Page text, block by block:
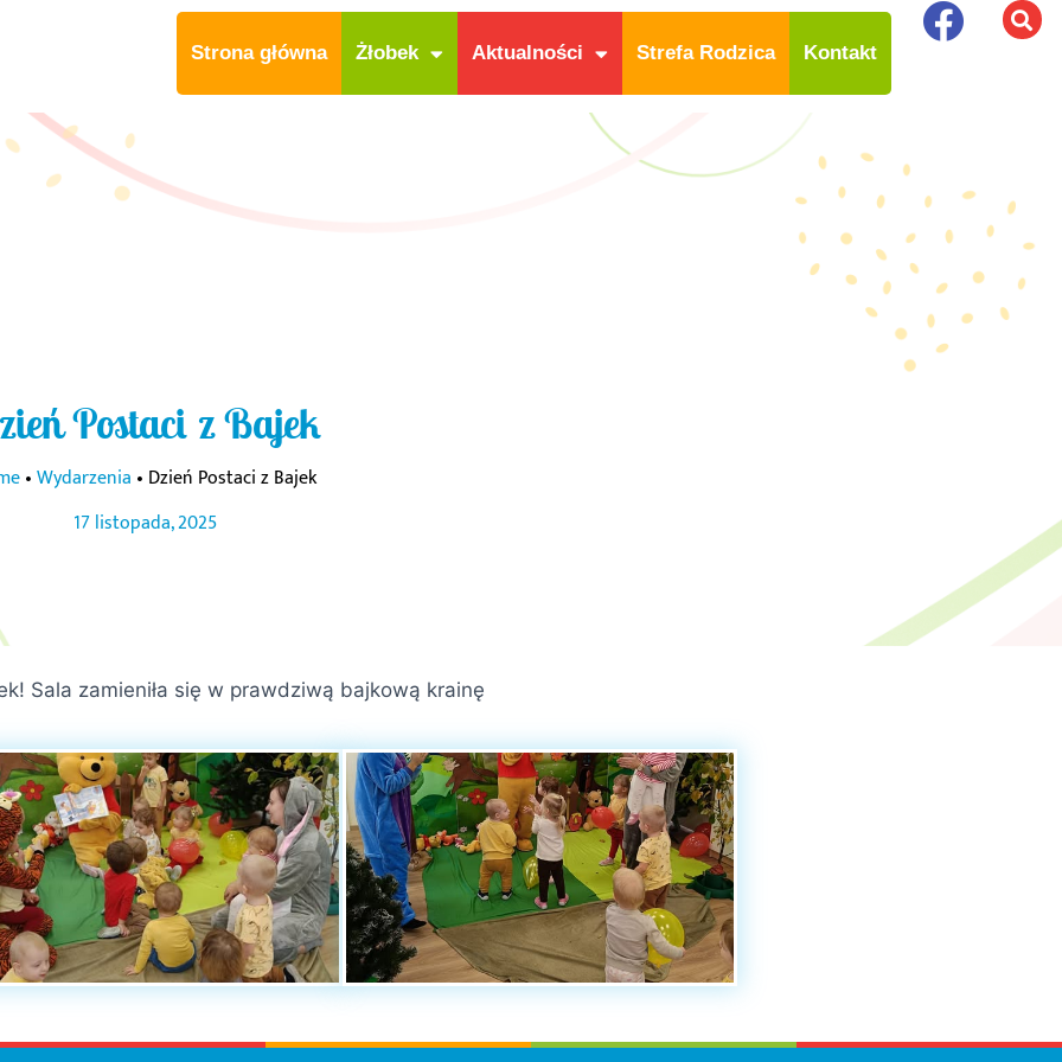
Strona główna Żłobek Aktualności Strefa Rodzica Kontakt
Postaci z Bajek
•Wydarzenia • Dzień Postaci z Bajek
17 listopada, 2025
Sala zamieniła się w prawdziwą bajkową krainę